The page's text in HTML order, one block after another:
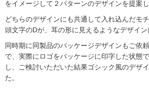
をイメージして２パターンのデザインを提案し
どちらのデザインにも共通して入れ込んだモ
頭文字のDが、耳の形に見えるようなデザイン
同時期に同製品のパッケージデザインもご依
で、実際にロゴをパッケージに印字した状態
し、ご検討いただいた結果ゴシック風のデザ
た。